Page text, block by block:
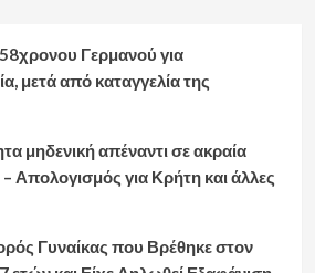
Γερμανού για
μετά από καταγγελία της
μηδενική απέναντι σε ακραία
– Απολογισμός για Κρήτη και άλλες
Γυναίκας που Βρέθηκε στον